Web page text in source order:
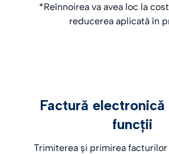
*Reînnoirea va avea loc la
reducerea aplicată în
Factură
funcții
Trimiterea și primirea